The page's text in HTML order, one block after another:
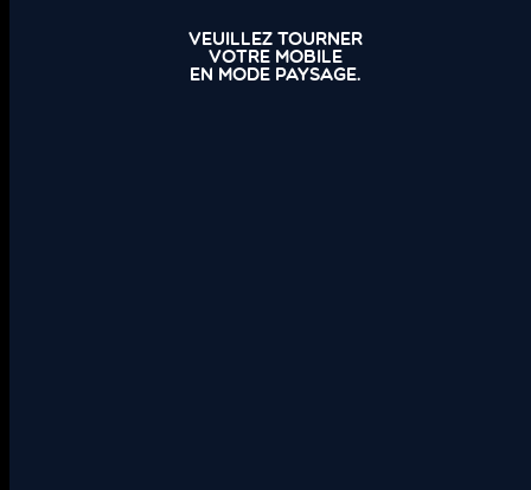
Veuillez tourner
votre mobile
en mode paysage.